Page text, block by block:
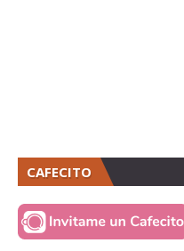
CAFECITO